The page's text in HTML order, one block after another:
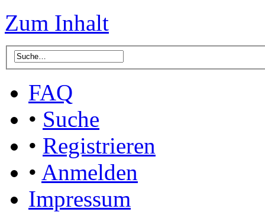
Zum Inhalt
FAQ
• Suche
• Registrieren
• Anmelden
Impressum